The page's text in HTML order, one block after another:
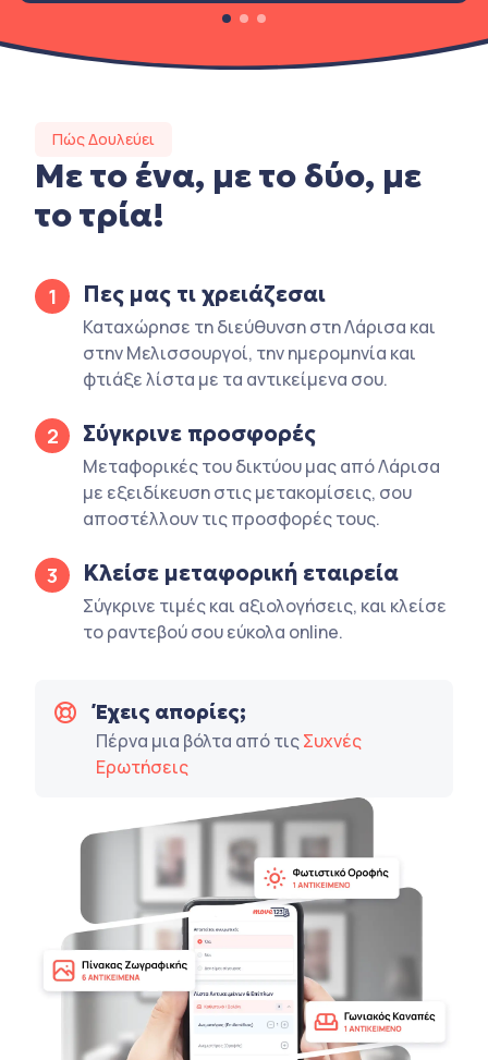
Πώς Δουλεύει
Με το ένα, με το δύο, με
το τρία!
1 Πες μας τι χρειάζεσαι
Καταχώρησε τη διεύθυνση στη Λάρισα και
στην Μελισσουργοί, την ημερομηνία και
φτιάξε λίστα με τα αντικείμενα σου.
2 Σύγκρινε προσφορές
Μεταφορικές του δικτύου μας από Λάρισα
με εξειδίκευση στις μετακομίσεις, σου
αποστέλλουν τις προσφορές τους.
3 Κλείσε μεταφορική εταιρεία
Σύγκρινε τιμές και αξιολογήσεις, και κλείσε
το ραντεβού σου εύκολα online.
Έχεις απορίες;
Πέρνα μια βόλτα από τιςΣυχνές
Ερωτήσεις